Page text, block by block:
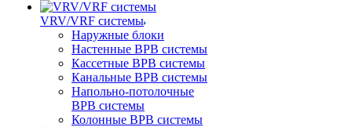
VRV/VRF системы
Наружные блоки
Настенные ВРВ системы
Кассетные ВРВ системы
Канальные ВРВ системы
Напольно-потолочные
ВРВ системы
Колонные ВРВ системы